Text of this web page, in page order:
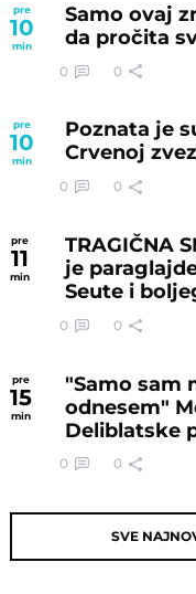
pre
10
min
Samo ovaj
da pročita
0 0
pre
10
min
Poznata je
Crvenoj
0 0
pre
11
min
TRAGIČNA
je
Seute i
0 0
pre
15
min
"Samo sam
odnesem"
Deliblatske
0 0
SVE